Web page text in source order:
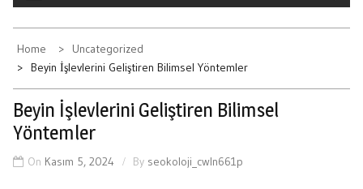
Home
Uncategorized
Beyin İşlevlerini Geliştiren Bilimsel Yöntemler
Beyin İşlevlerini Geliştiren Bilimsel
Yöntemler
On Kasım 5, 2024 By seokoloji_cwln661p